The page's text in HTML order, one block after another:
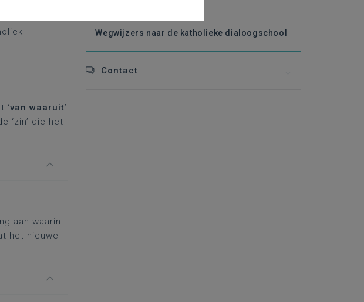
Wegwijzers naar de katholieke dialoogschool
Contact
‘van waaruit’
‘zin’ die het
aan waarin
het nieuwe